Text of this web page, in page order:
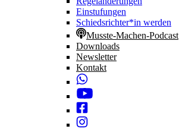
Einstufungen
Schiedsrichter*in werden
Musste-Machen-Podcast
Downloads
Newsletter
Kontakt